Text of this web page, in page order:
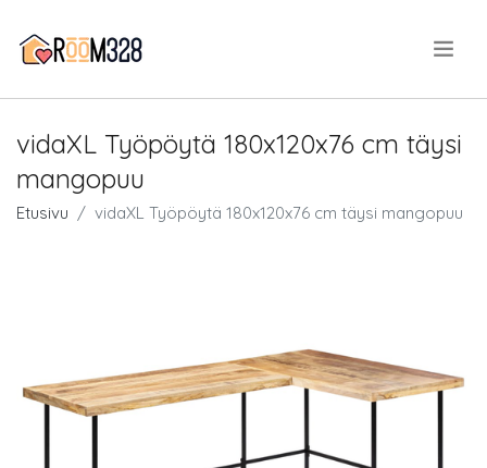
vidaXL Työpöytä 180x120x76 cm täysi
mangopuu
Etusivu vidaXL Työpöytä 180x120x76 cm täysi mangopuu